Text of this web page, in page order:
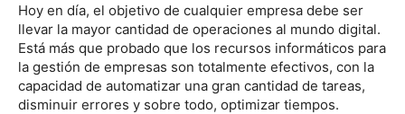
Hoy en día, el objetivo de cualquier empresa debe ser
llevar la mayor cantidad de operaciones al mundo digital.
Está más que probado que los recursos informáticos para
la gestión de empresas son totalmente efectivos, con la
capacidad de automatizar una gran cantidad de tareas,
disminuir errores y sobre todo, optimizar tiempos.